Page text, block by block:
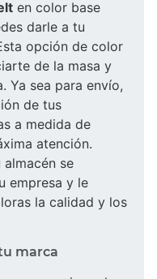
en color base
darle a tu
opción de color
de la masa y
Ya sea para envío,
de tus
a medida de
atención.
se
empresa y le
la calidad y los
marca